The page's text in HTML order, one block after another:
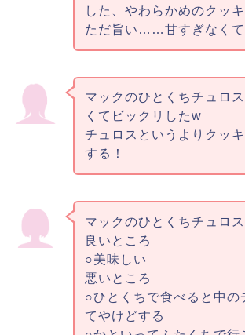
した、やわらかめのクッ
ただ旨い……甘すぎなくて
マックのひとくちチュロ
くてビックリしたw
チュロスというよりクッ
する！
マックのひとくちチュロ
良いところ
○美味しい
悪いところ
○ひとくちで食べると中の
てやけどする